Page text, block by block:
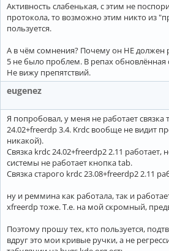
Активность слабенькая, с этим не
протокола, то возможно этим никто из
пользуется.
А в чём сомнения? Почему он НЕ должен
5 не было проблем. В репах обновлённая
Не вижу препятствий.
eugenez
Я попробовал, у меня не работает связка
24.02+freerdp 3.4. Krdc вообще не видит
никакой).
Связка krdc 24.02+freerdp2 2.11 работает,
системы не работает кнопка tab.
Связка старого krdc 23.08+freerdp2 2.11
ну и реммина как работала, так и
xfreerdp тоже. Т.е. на мой скромный,
Поэтому прошу тех, кто пользуется,
вдруг это мои кривые ручки, а не